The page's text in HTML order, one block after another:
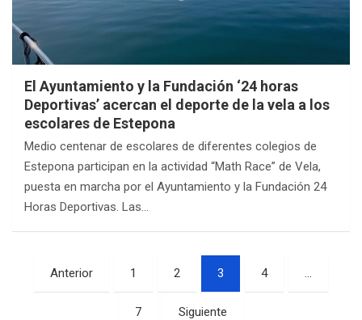
El Ayuntamiento y la Fundación ‘24 horas
Deportivas’ acercan el deporte de la vela a los
escolares de Estepona
Medio centenar de escolares de diferentes colegios de
Estepona participan en la actividad “Math Race” de Vela,
puesta en marcha por el Ayuntamiento y la Fundación 24
Horas Deportivas. Las…
Paginación
de
Anterior 1 2 3 4 …
7 Siguiente